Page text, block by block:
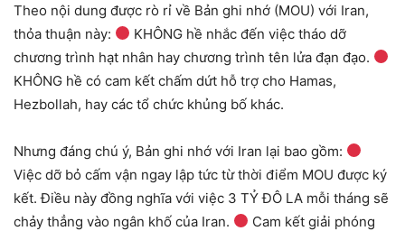
Theo nội dung được rò rỉ về Bản ghi nhớ (MOU) với Iran,
thỏa thuận này:
KHÔNG hề nhắc đến việc tháo dỡ
chương trình hạt nhân hay chương trình tên lửa đạn đạo.
KHÔNG hề có cam kết chấm dứt hỗ trợ cho Hamas,
Hezbollah, hay các tổ chức khủng bố khác.
Nhưng đáng chú ý, Bản ghi nhớ với Iran lại bao gồm:
Việc dỡ bỏ cấm vận ngay lập tức từ thời điểm MOU được ký
kết. Điều này đồng nghĩa với việc 3 TỶ ĐÔ LA mỗi tháng sẽ
chảy thẳng vào ngân khố của Iran.
Cam kết giải phóng